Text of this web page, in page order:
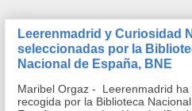
Leerenmadrid y Curiosidad
seleccionadas por la
Nacional de España, BNE
Maribel Orgaz - Leerenmadrid ha
recogida por la Biblioteca